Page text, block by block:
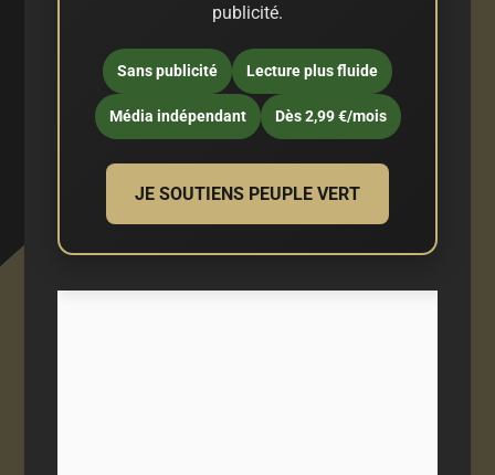
publicité.
Sans publicité Lecture plus fluide
Média indépendant Dès 2,99 €/mois
JE SOUTIENS PEUPLE VERT